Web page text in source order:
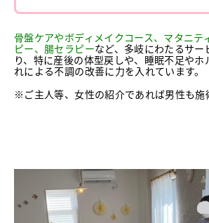
骨盤ケアやボディメイクコース、マタニテ
ピー、腸セラピーなど、多岐にわたるサー
り、特に産後の体型戻しや、睡眠不足や
れによる不調の改善に力を入れています。
※ご主人等、女性の紹介であれば男性も